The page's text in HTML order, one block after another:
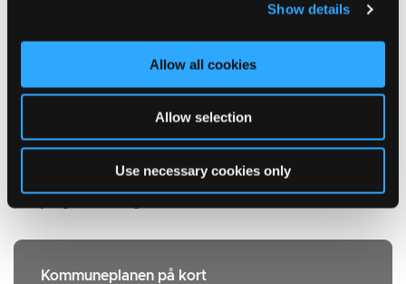
Show details
Allow all cookies
Allow selection
Use necessary cookies only
Kommuneplanlægning Plan- og Landdistriktsstyrelsen
Plandata.dk - digitalt register
Kommuneplanen på kort